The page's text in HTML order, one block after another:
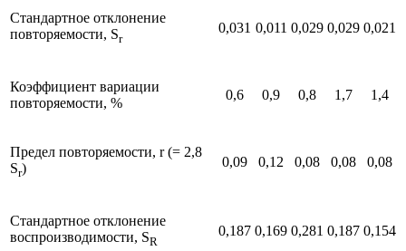
Стандартное отклонение
повторяемости, Sr
0,031 0,011 0,029 0,029 0,021
Коэффициент вариации
повторяемости, %
0,6 0,9 0,8 1,7 1,4
Предел повторяемости, r (= 2,8
Sr) 0,09 0,12 0,08 0,08 0,08
Стандартное отклонение
воспроизводимости, SR
0,187 0,169 0,281 0,187 0,154